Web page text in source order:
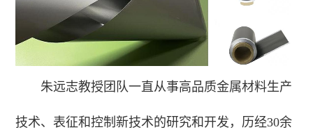
朱远志教授团队一直从事高品质金属材料生产
技术、表征和控制新技术的研究和开发，历经30余